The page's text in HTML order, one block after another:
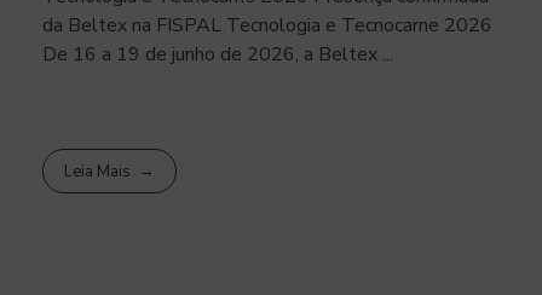
da Beltex na FISPAL Tecnologia e Tecnocarne 2026
De 16 a 19 de junho de 2026, a Beltex ...
Leia Mais